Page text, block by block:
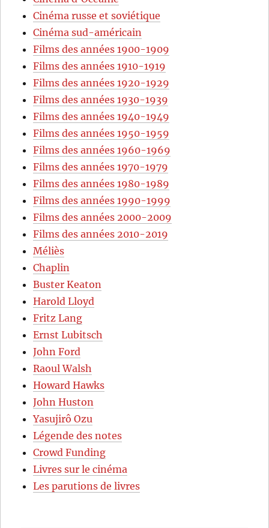
Cinéma russe et soviétique
Cinéma sud-américain
Films des années 1900-1909
Films des années 1910-1919
Films des années 1920-1929
Films des années 1930-1939
Films des années 1940-1949
Films des années 1950-1959
Films des années 1960-1969
Films des années 1970-1979
Films des années 1980-1989
Films des années 1990-1999
Films des années 2000-2009
Films des années 2010-2019
Méliès
Chaplin
Buster Keaton
Harold Lloyd
Fritz Lang
Ernst Lubitsch
John Ford
Raoul Walsh
Howard Hawks
John Huston
Yasujirô Ozu
Légende des notes
Crowd Funding
Livres sur le cinéma
Les parutions de livres